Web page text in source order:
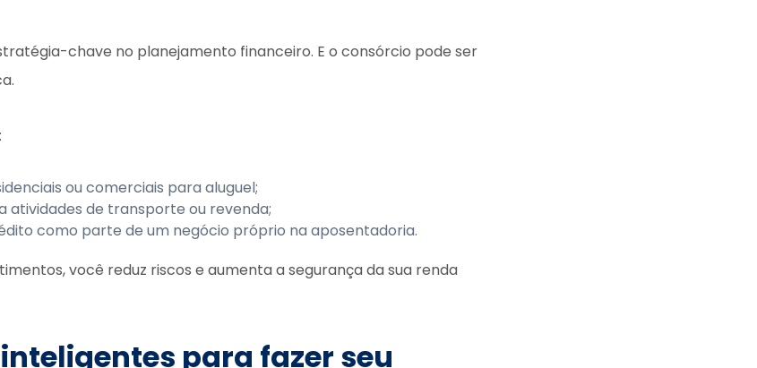
chave no planejamento financeiro. E o consórcio pode ser
ou comerciais para aluguel;
atividades de transporte ou revenda;
como parte de um negócio próprio na aposentadoria.
você reduz riscos e aumenta a segurança da sua renda
para fazer seu